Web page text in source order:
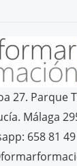
27. Parque
Málaga
658 81